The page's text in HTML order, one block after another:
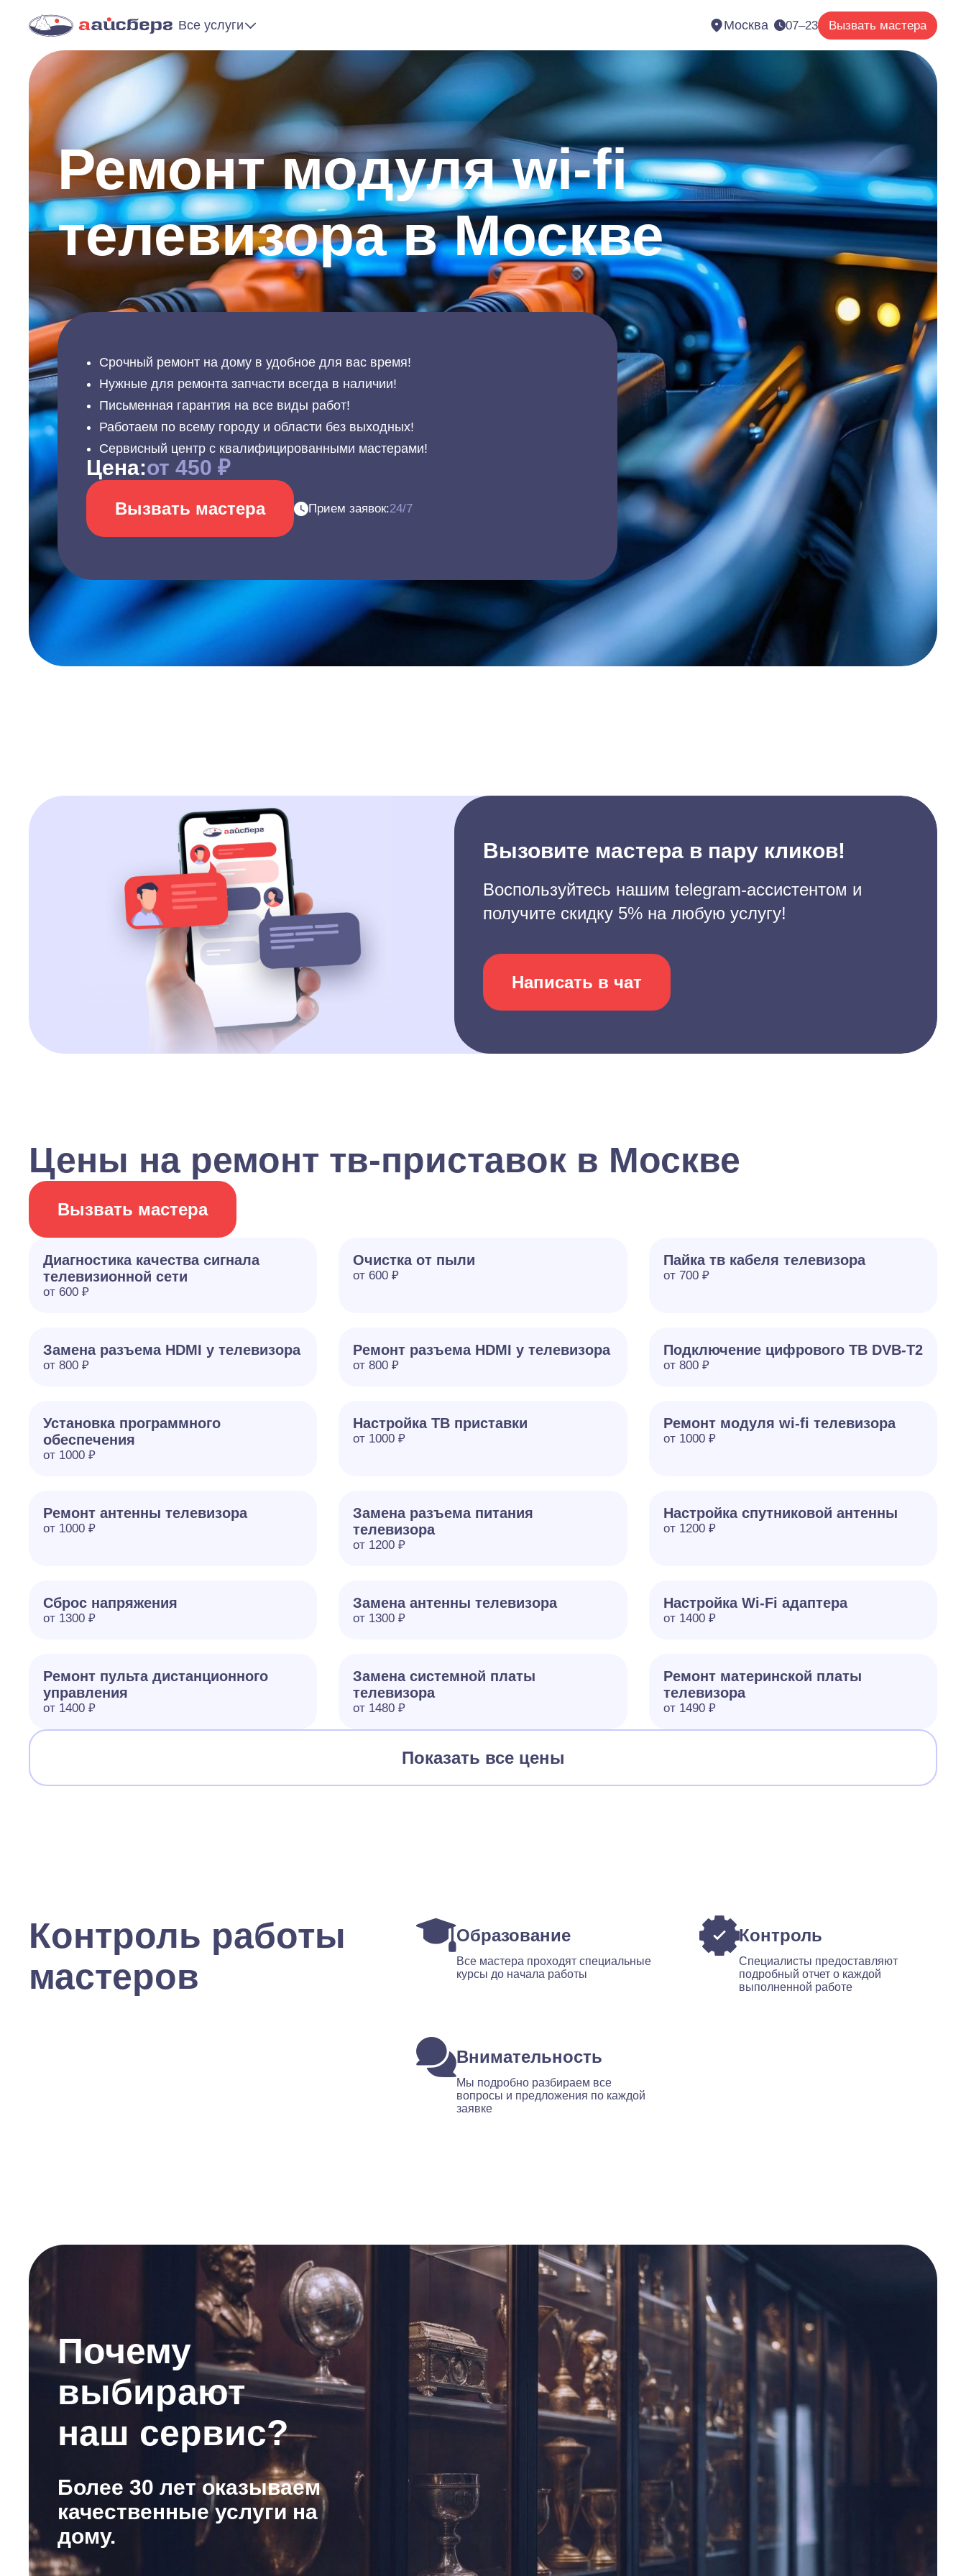
Все услуги Москва 07–23 Вызвать мастера
Ремонт модуля wi-fi
телевизора в Москве
Срочный ремонт на дому в удобное для вас время!
Нужные для ремонта запчасти всегда в наличии!
Письменная гарантия на все виды работ!
Работаем по всему городу и области без выходных!
Сервисный центр с квалифицированными мастерами!
Цена:от 450 ₽
Вызвать мастера Прием заявок:24/7
Вызовите мастера в пару кликов!
Воспользуйтесь нашим telegram-ассистентом и
получите скидку 5% на любую услугу!
Написать в чат
Цены на ремонт тв-приставок в Москве
Вызвать мастера
Диагностика качества сигнала
телевизионной сети
от 600 ₽
Очистка от пыли
от 600 ₽
Пайка тв кабеля телевизора
от 700 ₽
Замена разъема HDMI у телевизора
от 800 ₽
Ремонт разъема HDMI у телевизора
от 800 ₽
Подключение цифрового ТВ DVB-T2
от 800 ₽
Установка программного
обеспечения
от 1000 ₽
Настройка ТВ приставки
от 1000 ₽
Ремонт модуля wi-fi телевизора
от 1000 ₽
Ремонт антенны телевизора
от 1000 ₽
Замена разъема питания
телевизора
от 1200 ₽
Настройка спутниковой антенны
от 1200 ₽
Сброс напряжения
от 1300 ₽
Замена антенны телевизора
от 1300 ₽
Настройка Wi-Fi адаптера
от 1400 ₽
Ремонт пульта дистанционного
управления
от 1400 ₽
Замена системной платы
телевизора
от 1480 ₽
Ремонт материнской платы
телевизора
от 1490 ₽
Показать все цены
Контроль работы
мастеров
Образование
Все мастера проходят специальные
курсы до начала работы
Контроль
Специалисты предоставляют
подробный отчет о каждой
выполненной работе
Внимательность
Мы подробно разбираем все
вопросы и предложения по каждой
заявке
Почему
выбирают
наш сервис?
Более 30 лет оказываем
качественные услуги на
дому.